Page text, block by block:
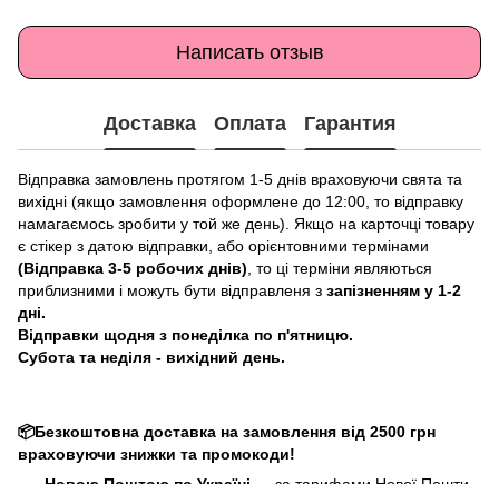
Написать отзыв
Доставка Оплата Гарантия
Відправка замовлень протягом 1-5 днів враховуючи свята та
вихідні (якщо замовлення оформлене до 12:00, то відправку
намагаємось зробити у той же день). Якщо на карточці товару
є стікер з датою відправки, або орієнтовними термінами
(Відправка 3-5 робочих днів) , то ці терміни являються
приблизними і можуть бути відправленя з запізненням у 1-2
дні.
Відправки щодня з понеділка по п'ятницю.
Субота та неділя - вихідний день.
📦Безкоштовна доставка на замовлення від 2500 грн
враховуючи знижки та промокоди!